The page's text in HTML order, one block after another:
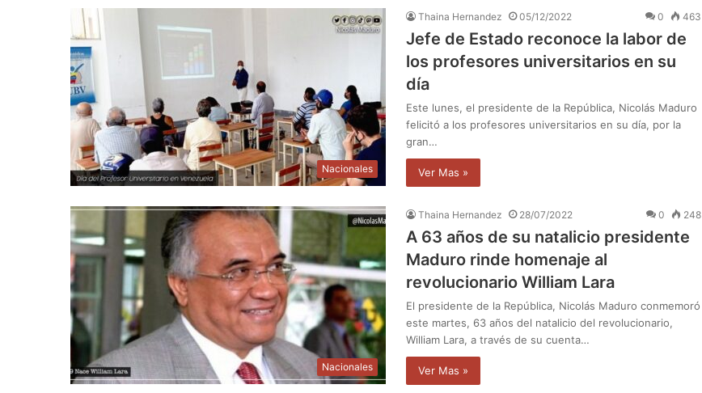
Nacionales
Thaina Hernandez 05/12/2022 0 463
Jefe de Estado reconoce la labor de
los profesores universitarios en su
día
Este lunes, el presidente de la República, Nicolás Maduro
felicitó a los profesores universitarios en su día, por la
gran…
Ver Mas »
Nacionales
Thaina Hernandez 28/07/2022 0 248
A 63 años de su natalicio presidente
Maduro rinde homenaje al
revolucionario William Lara
El presidente de la República, Nicolás Maduro conmemoró
este martes, 63 años del natalicio del revolucionario,
William Lara, a través de su cuenta…
Ver Mas »